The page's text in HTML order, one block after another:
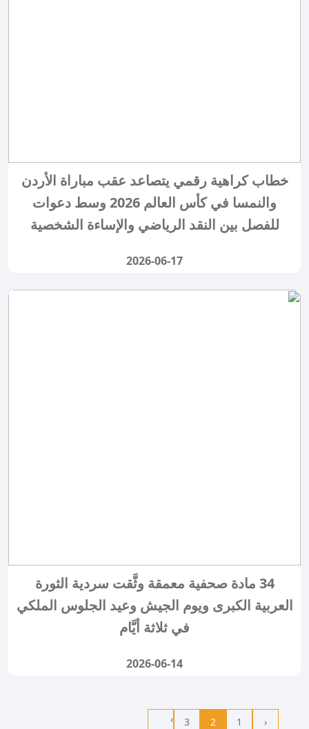
خطاب كراهية رقمي يتصاعد عقب مباراة الأردن
والنمسا في كأس العالم 2026 وسط دعوات
للفصل بين النقد الرياضي والإساءة الشخصية
2026-06-17
34 مادة صحفية معمقة وثَّقت سردية الثورة
العربية الكبرى ويوم الجيش وعيد الجلوس الملكي
في ثلاثة أيَّام
2026-06-14
‹
1
2
3
›